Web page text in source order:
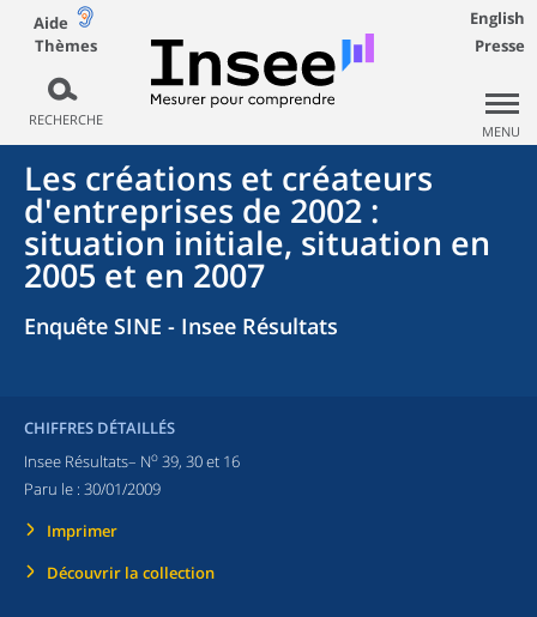
Aide
Thèmes
RECHERCHE
English
Presse
MENU
Les créations et créateurs
d'entreprises de 2002 :
situation initiale, situation en
2005 et en 2007
Enquête SINE - Insee Résultats
CHIFFRES DÉTAILLÉS
Insee Résultats– No 39, 30 et 16
Paru le : 30/01/2009
Imprimer
Découvrir la collection